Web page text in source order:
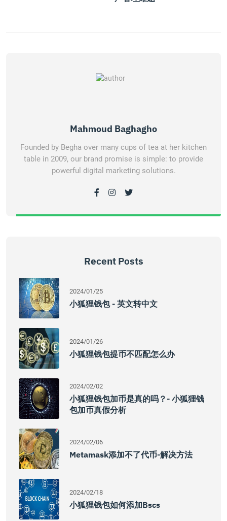
Mahmoud Baghagho
Founded by Begha over many cups of tea at her kitchen
table in 2009, our brand promise is simple: to provide
powerful digital marketing solutions.
Recent Posts
2024/01/25
小狐狸钱包 - 英文转中文
2024/01/26
小狐狸钱包提币不匹配怎么办
2024/02/02
小狐狸钱包加币是真的吗？- 小狐狸钱
包加币真假分析
2024/02/06
Metamask添加不了代币-解决方法
2024/02/18
小狐狸钱包如何添加bscs